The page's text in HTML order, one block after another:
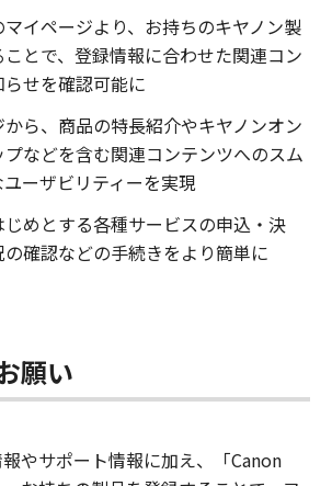
イページより、お持ちのキヤノン製
とで、登録情報に合わせた関連コン
せを確認可能に
ら、商品の特長紹介やキヤノンオン
プなどを含む関連コンテンツへのスム
ーザビリティーを実現
めとする各種サービスの申込・決
確認などの手続きをより簡単に
願い
やサポート情報に加え、「Canon